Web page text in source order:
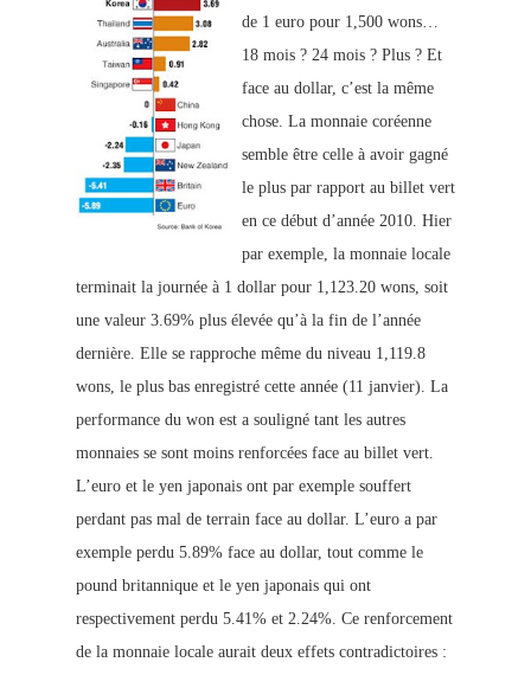
de 1 euro pour 1,500 wons…
18 mois ? 24 mois ? Plus ? Et
face au dollar, c’est la même
chose. La monnaie coréenne
semble être celle à avoir gagné
le plus par rapport au billet vert
en ce début d’année 2010. Hier
par exemple, la monnaie locale
terminait la journée à 1 dollar pour 1,123.20 wons, soit
une valeur 3.69% plus élevée qu’à la fin de l’année
dernière. Elle se rapproche même du niveau 1,119.8
wons, le plus bas enregistré cette année (11 janvier). La
performance du won est a souligné tant les autres
monnaies se sont moins renforcées face au billet vert.
L’euro et le yen japonais ont par exemple souffert
perdant pas mal de terrain face au dollar. L’euro a par
exemple perdu 5.89% face au dollar, tout comme le
pound britannique et le yen japonais qui ont
respectivement perdu 5.41% et 2.24%. Ce renforcement
de la monnaie locale aurait deux effets contradictoires :